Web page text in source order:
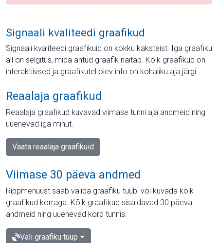
Signaali kvaliteedi graafikud
Signaali kvaliteedi graafikuid on kokku kaksteist. Iga graafiku
all on selgitus, mida antud graafik näitab. Kõik graafikud on
interaktiivsed ja graafikutel olev info on kohaliku aja järgi.
Reaalaja graafikud
Reaalaja graafikud kuvavad viimase tunni aja andmeid ning
uuenevad iga minut.
Vaata reaalaja graafikuid
Viimase 30 päeva andmed
Rippmenüüst saab valida graafiku tüübi või kuvada kõik
graafikud korraga. Kõik graafikud sisaldavad 30 päeva
andmeid ning uuenevad kord tunnis.
Vali graafiku tüüp